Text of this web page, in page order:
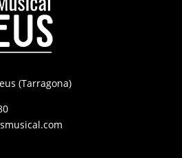
(Tarragona)